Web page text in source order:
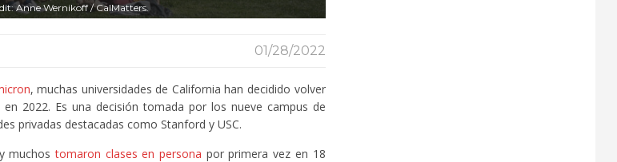
Anne Wernikoff / CalMatters.
01/28/2022
, muchas universidades de California han decidido volver
2022. Es una decisión tomada por los nueve campus de
privadas destacadas como Stanford y USC.
muchostomaron clases en persona por primera vez en 18